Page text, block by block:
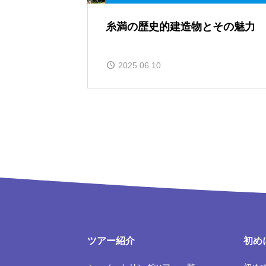
糸満の歴史的建造物とその魅力
2025.06.10
ツアー紹介 初め